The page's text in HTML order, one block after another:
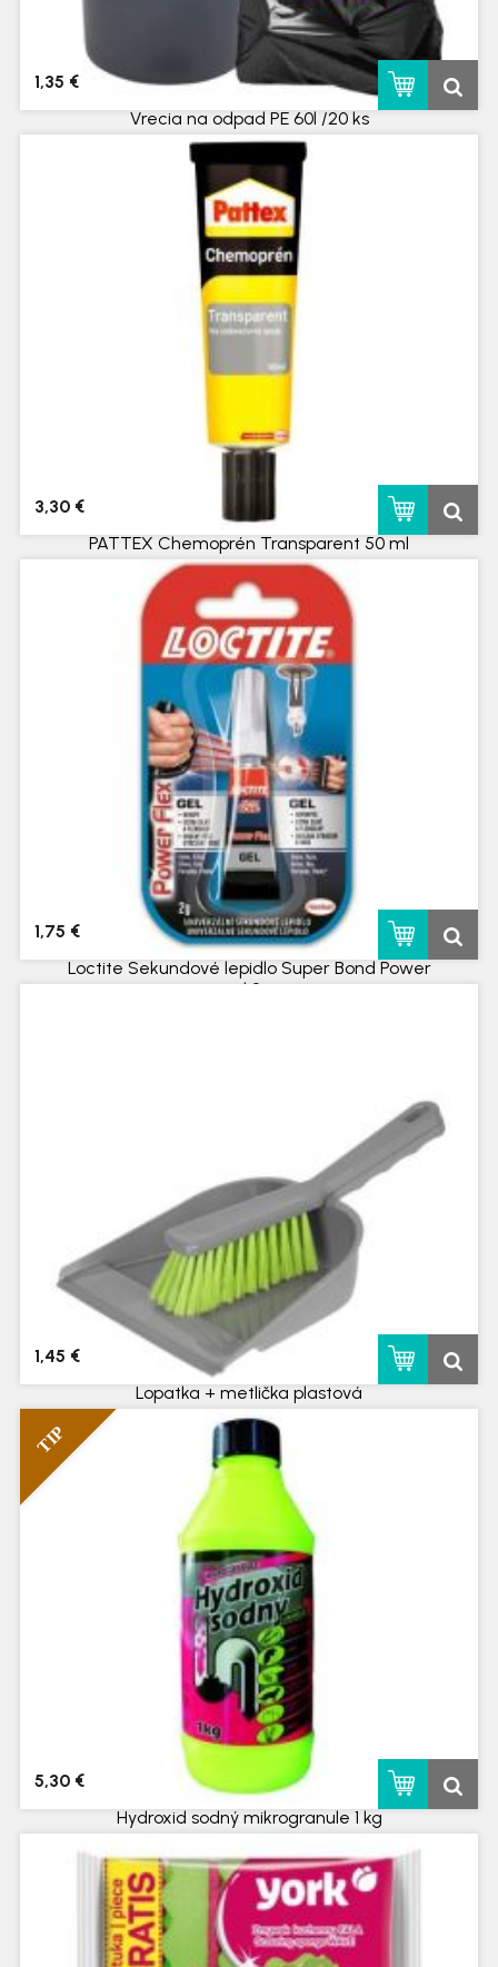
Vrecia na odpad PE 60l /20 ks
skladom
1,35 €
PATTEX Chemoprén Transparent 50 ml
skladom
3,30 €
Loctite Sekundové lepidlo Super Bond Power
gel 2 g
1,75 €
Lopatka + metlička plastová
skladom
1,45 €
TIP
Hydroxid sodný mikrogranule 1 kg
skladom
5,30 €